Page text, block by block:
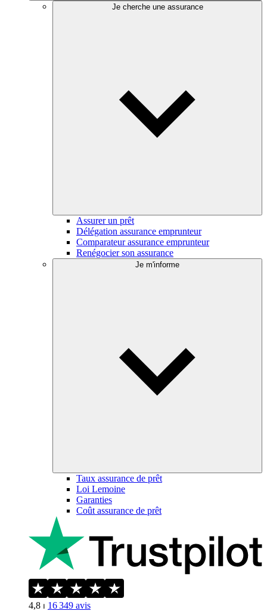
Je cherche une assurance
Assurer un prêt
Délégation assurance emprunteur
Comparateur assurance emprunteur
Renégocier son assurance
Je m'informe
Taux assurance de prêt
Loi Lemoine
Garanties
Coût assurance de prêt
4,8 ⏐ 16 349 avis